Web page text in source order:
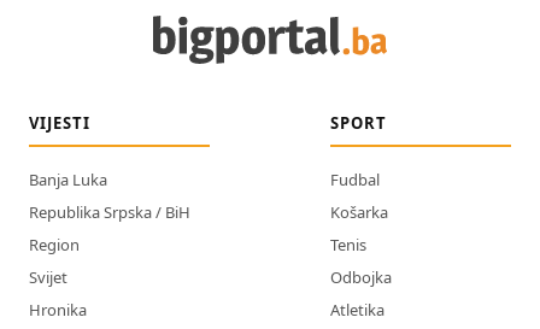
VIJESTI
Banja Luka
Republika Srpska / BiH
Region
Svijet
Hronika
SPORT
Fudbal
Košarka
Tenis
Odbojka
Atletika